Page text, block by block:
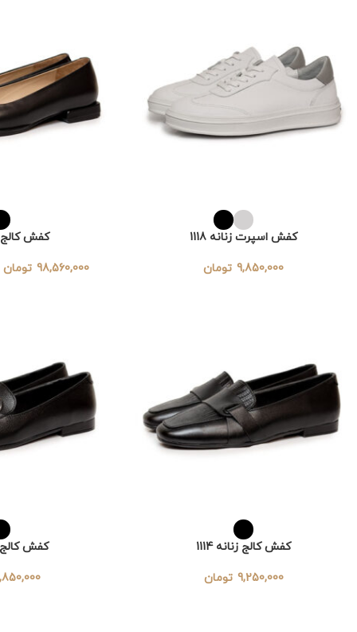
کفش اسپرت زنانه 1118
9,850,000 تومان
کفش کالج
98,560,000 تومان
کفش کالج زنانه 1114
9,250,000 تومان
کفش کالج